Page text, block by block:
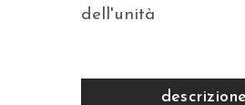
dell'unità
descrizione